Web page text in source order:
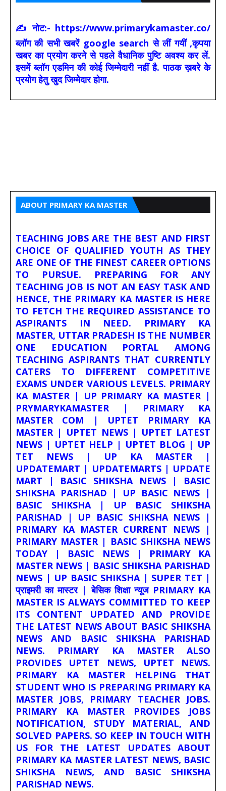
✍ नोट:- https://www.primarykamaster.co/
ब्लॉग की सभी खबरें google search से लीं गयीं ,कृपया
खबर का प्रयोग करने से पहले वैधानिक पुष्टि अवश्य कर लें.
इसमें ब्लॉग एडमिन की कोई जिम्मेदारी नहीं है. पाठक ख़बरे के
प्रयोग हेतु खुद जिम्मेदार होगा.
ABOUT PRIMARY KA MASTER
TEACHING JOBS ARE THE BEST AND FIRST
CHOICE OF QUALIFIED YOUTH AS THEY
ARE ONE OF THE FINEST CAREER OPTIONS
TO PURSUE. PREPARING FOR ANY
TEACHING JOB IS NOT AN EASY TASK AND
HENCE, THE PRIMARY KA MASTER IS HERE
TO FETCH THE REQUIRED ASSISTANCE TO
ASPIRANTS IN NEED. PRIMARY KA
MASTER, UTTAR PRADESH IS THE NUMBER
ONE EDUCATION PORTAL AMONG
TEACHING ASPIRANTS THAT CURRENTLY
CATERS TO DIFFERENT COMPETITIVE
EXAMS UNDER VARIOUS LEVELS. PRIMARY
KA MASTER | UP PRIMARY KA MASTER |
PRYMARYKAMASTER | PRIMARY KA
MASTER COM | UPTET PRIMARY KA
MASTER | UPTET NEWS | UPTET LATEST
NEWS | UPTET HELP | UPTET BLOG | UP
TET NEWS | UP KA MASTER |
UPDATEMART | UPDATEMARTS | UPDATE
MART | BASIC SHIKSHA NEWS | BASIC
SHIKSHA PARISHAD | UP BASIC NEWS |
BASIC SHIKSHA | UP BASIC SHIKSHA
PARISHAD | UP BASIC SHIKSHA NEWS |
PRIMARY KA MASTER CURRENT NEWS |
PRIMARY MASTER | BASIC SHIKSHA NEWS
TODAY | BASIC NEWS | PRIMARY KA
MASTER NEWS | BASIC SHIKSHA PARISHAD
NEWS | UP BASIC SHIKSHA | SUPER TET |
प्राइमरी का मास्टर | बेसिक शिक्षा न्यूज PRIMARY KA
MASTER IS ALWAYS COMMITTED TO KEEP
ITS CONTENT UPDATED AND PROVIDE
THE LATEST NEWS ABOUT BASIC SHIKSHA
NEWS AND BASIC SHIKSHA PARISHAD
NEWS. PRIMARY KA MASTER ALSO
PROVIDES UPTET NEWS, UPTET NEWS.
PRIMARY KA MASTER HELPING THAT
STUDENT WHO IS PREPARING PRIMARY KA
MASTER JOBS, PRIMARY TEACHER JOBS.
PRIMARY KA MASTER PROVIDES JOBS
NOTIFICATION, STUDY MATERIAL, AND
SOLVED PAPERS. SO KEEP IN TOUCH WITH
US FOR THE LATEST UPDATES ABOUT
PRIMARY KA MASTER LATEST NEWS, BASIC
SHIKSHA NEWS, AND BASIC SHIKSHA
PARISHAD NEWS.